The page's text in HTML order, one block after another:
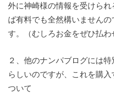
外に神崎様の情報を受けら
ば有料でも全然構いません
す。（むしろお金をぜひ払わ
２、他のナンパブログには
らしいのですが、これを購
ついて